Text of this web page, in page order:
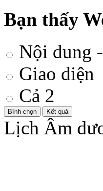
Bạn thấy
Nội dung
Giao diện
Cả 2
Lịch Âm